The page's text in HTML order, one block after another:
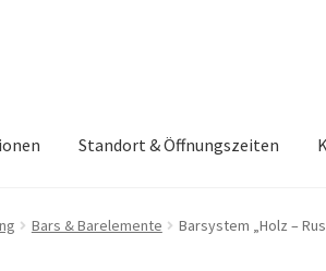
Standort & Öffnungszeiten
Bars & Barelemente Barsystem „Holz –